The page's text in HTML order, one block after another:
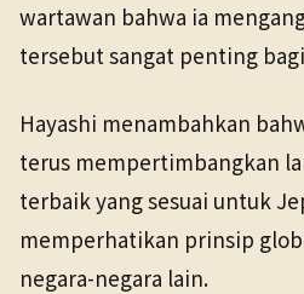
wartawan bahwa ia
tersebut sangat penting
Hayashi menambahkan
terus mempertimbangkan
terbaik yang sesuai untuk
memperhatikan prinsip
negara-negara lain.